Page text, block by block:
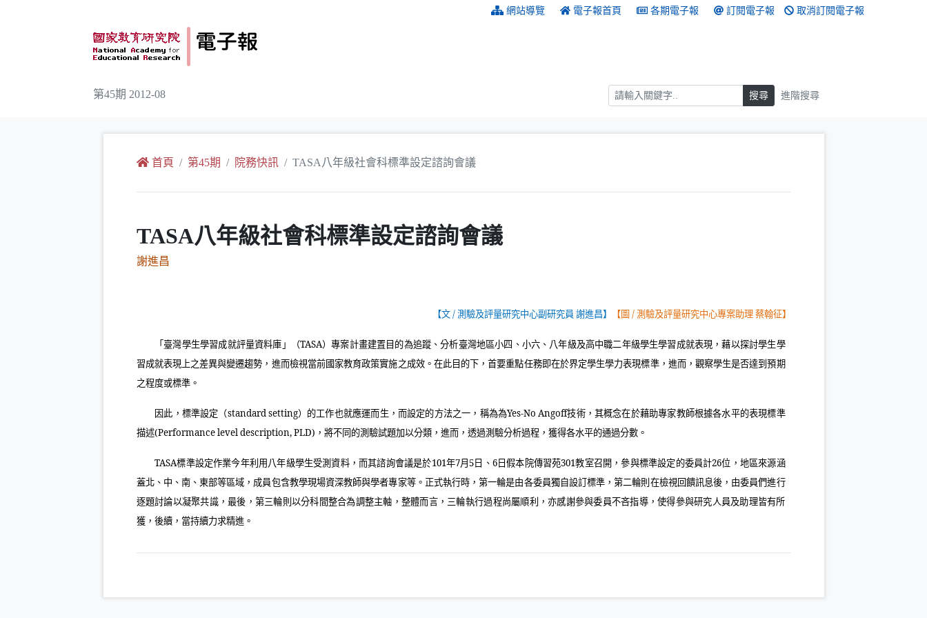
網站導覽 電子報首頁 各期電子報 訂閱電子報 取消訂閱電子報
第45期 2012-08 搜尋 搜尋 進階搜尋
首頁 第45期 院務快訊 TASA八年級社會科標準設定諮詢會議
TASA八年級社會科標準設定諮詢會議
謝進昌
【文/測驗及評量研究中心副研究員 謝進昌】 【圖/測驗及評量研究中心專案助理 蔡翰征】
「臺灣學生學習成就評量資料庫」（TASA）專案計畫建置目的為追蹤、分析臺灣地區小四、小六、八年級及高中職二年級學生學習成就表現，藉以探討學生學
習成就表現上之差異與變遷趨勢，進而檢視當前國家教育政策實施之成效。在此目的下，首要重點任務即在於界定學生學力表現標準，進而，觀察學生是否達到預期
之程度或標準。
因此，標準設定（standard setting）的工作也就應運而生，而設定的方法之一，稱為為Yes-No Angoff技術，其概念在於藉助專家教師根據各水平的表現標準
描述(Performance level description, PLD) ，將不同的測驗試題加以分類，進而，透過測驗分析過程，獲得各水平的通過分數。
TASA標準設定作業今年利用八年級學生受測資料，而其諮詢會議是於101年7月5日、 6日假本院傳習苑301教室召開，參與標準設定的委員計26位，地區來源涵
蓋北、中、南、東部等區域，成員包含教學現場資深教師與學者專家等。正式執行時，第一輪是由各委員獨自設訂標準，第二輪則在檢視回饋訊息後，由委員們進行
逐題討論以凝聚共識，最後，第三輪則以分科間整合為調整主軸，整體而言，三輪執行過程尚屬順利，亦感謝參與委員不吝指導，使得參與研究人員及助理皆有所
獲，後續，當持續力求精進。